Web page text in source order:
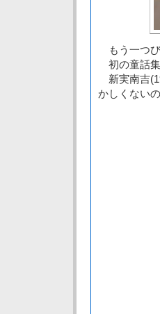
もう一つび
初の童話集
新実南吉
かしくない